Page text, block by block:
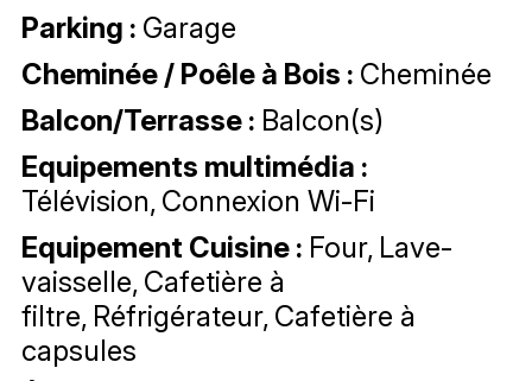
Parking : Garage
Cheminée / Poêle à Bois : Cheminée
Balcon/Terrasse : Balcon(s)
Equipements multimédia :
Télévision Connexion Wi-Fi
Equipement Cuisine : Four Lave-
vaisselle Cafetière à
filtre Réfrigérateur Cafetière à
capsules